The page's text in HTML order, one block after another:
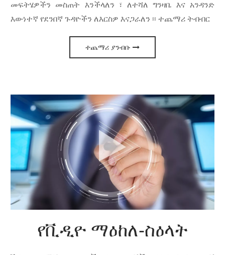
መፍትሄዎችን መስጠት እንችላለን ፣ ለተሻለ ግንዛቤ እና አንዳንድ
እውነተኛ የደንበኛ ጉዳዮችን ለእርስዎ እናጋራለን ፡፡ ተጨማሪ ትብብር
ተጨማሪ ያንብቡ
የቪዲዮ ማዕከለ-ስዕላት